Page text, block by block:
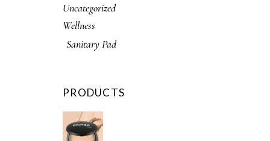
Uncategorized
Wellness
Sanitary Pad
PRODUCTS